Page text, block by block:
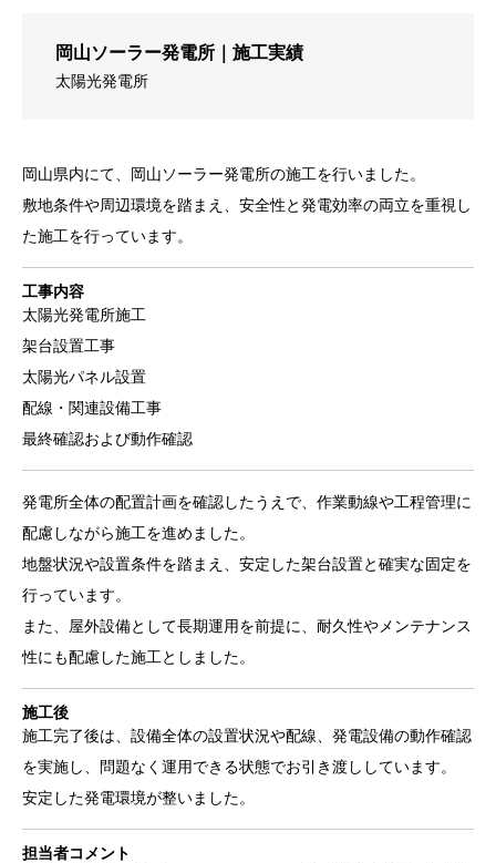
岡山ソーラー発電所｜施工実績
太陽光発電所
岡山県内にて、岡山ソーラー発電所の施工を行いました。
敷地条件や周辺環境を踏まえ、安全性と発電効率の両立を重視し
た施工を行っています。
工事内容
太陽光発電所施工
架台設置工事
太陽光パネル設置
配線・関連設備工事
最終確認および動作確認
発電所全体の配置計画を確認したうえで、作業動線や工程管理に
配慮しながら施工を進めました。
地盤状況や設置条件を踏まえ、安定した架台設置と確実な固定を
行っています。
また、屋外設備として長期運用を前提に、耐久性やメンテナンス
性にも配慮した施工としました。
施工後
施工完了後は、設備全体の設置状況や配線、発電設備の動作確認
を実施し、問題なく運用できる状態でお引き渡ししています。
安定した発電環境が整いました。
担当者コメント